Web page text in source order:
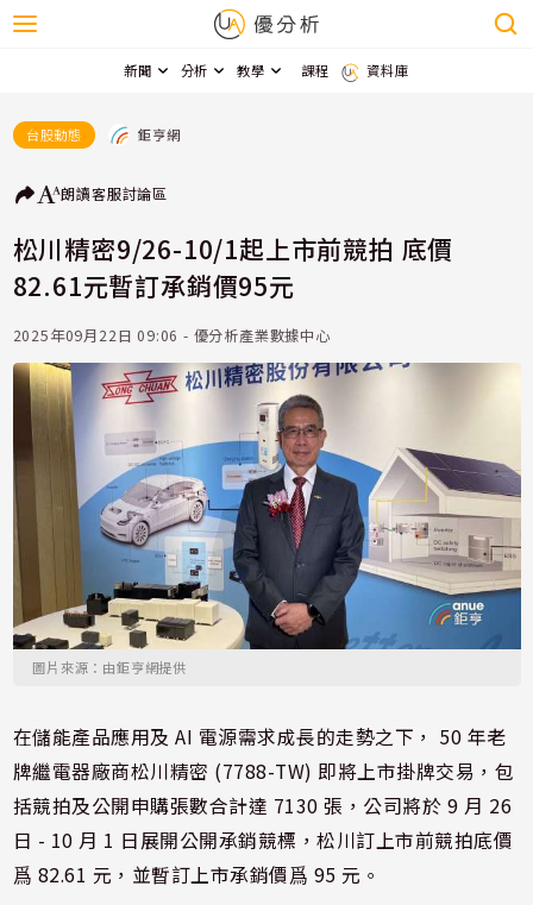
新聞 分析 教學 課程 資料庫
台股動態 鉅亨網
朗讀客服討論區
松川精密9/26-10/1起上市前競拍 底價
82.61元暫訂承銷價95元
2025年09月22日 09:06 - 優分析產業數據中心
圖片來源：由鉅亨網提供
在儲能產品應用及 AI 電源需求成長的走勢之下， 50 年老
牌繼電器廠商松川精密 (7788-TW) 即將上市掛牌交易，包
括競拍及公開申購張數合計達 7130 張，公司將於 9 月 26
日 - 10 月 1 日展開公開承銷競標，松川訂上市前競拍底價
爲 82.61 元，並暫訂上市承銷價爲 95 元。